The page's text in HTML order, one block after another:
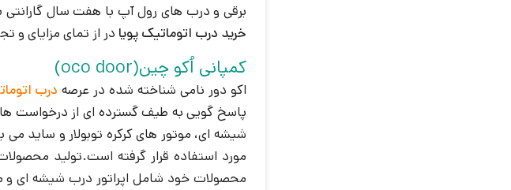
برقی و درب های رول آپ با هفت سال گارانتی
خرید درب اتوماتیک پویا در از تمای مزایای و
کمپانی اُکو چین(oco door)
اکو دور نامی شناخته شده در عرصه درب
پاسخ گویی به طیف گسترده ای از درخواست
شیشه ای، موتور های کرکره توبولار و ساید
مورد استفاده قرار گرفته است.تولید
محصولات خود شامل اپراتور درب شیشه ای و